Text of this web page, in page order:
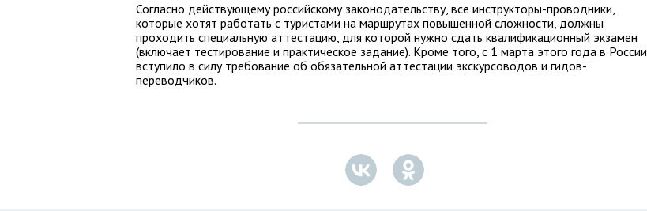
Согласно действующему российскому законодательству, все инструкторы-проводники,
которые хотят работать с туристами на маршрутах повышенной сложности, должны
проходить специальную аттестацию, для которой нужно сдать квалификационный экзамен
(включает тестирование и практическое задание). Кроме того, с 1 марта этого года в России
вступило в силу требование об обязательной аттестации экскурсоводов и гидов-
переводчиков.